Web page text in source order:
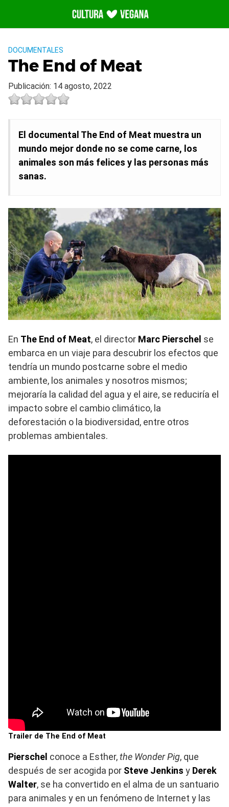
contenido
DOCUMENTALES
The End of Meat
Publicación: 14 agosto, 2022
El documental The End of Meat muestra un
mundo mejor donde no se come carne, los
animales son más felices y las personas más
sanas.
En The End of Meat, el director Marc Pierschel se
embarca en un viaje para descubrir los efectos que
tendría un mundo postcarne sobre el medio
ambiente, los animales y nosotros mismos;
mejoraría la calidad del agua y el aire, se reduciría el
impacto sobre el cambio climático, la
deforestación o la biodiversidad, entre otros
problemas ambientales.
Trailer de The End of Meat
Pierschel conoce a Esther,the Wonder Pig, que
después de ser acogida por Steve Jenkins y Derek
Walter, se ha convertido en el alma de un santuario
para animales y en un fenómeno de Internet y las